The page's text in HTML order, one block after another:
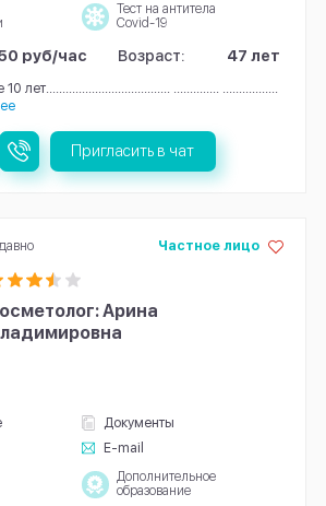
Тест на антитела
Covid-19
руб/час Возраст: 47 лет
лет...................................... .............. .................
Пригласить в чат
Арина
Документы
E-mail
Частное лицо
Дополнительное
образование